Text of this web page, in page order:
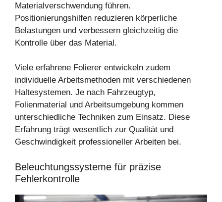
Materialverschwendung führen.
Positionierungshilfen reduzieren körperliche
Belastungen und verbessern gleichzeitig die
Kontrolle über das Material.
Viele erfahrene Folierer entwickeln zudem
individuelle Arbeitsmethoden mit verschiedenen
Haltesystemen. Je nach Fahrzeugtyp,
Folienmaterial und Arbeitsumgebung kommen
unterschiedliche Techniken zum Einsatz. Diese
Erfahrung trägt wesentlich zur Qualität und
Geschwindigkeit professioneller Arbeiten bei.
Beleuchtungssysteme für präzise
Fehlerkontrolle